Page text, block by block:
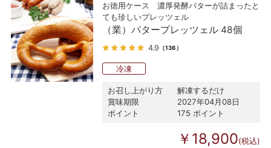
お徳用ケース 濃厚発酵バターが詰まったと
ても珍しいプレッツェル
（業）バタープレッツェル 48個
4.9 （136）
冷凍
お召し上がり方
解凍するだけ
賞味期限
2027年04月08日
ポイント
175 ポイント
￥18,900(税込)